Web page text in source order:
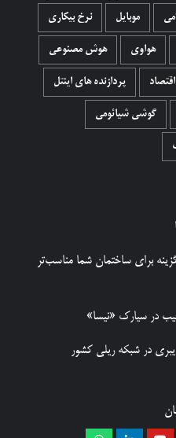
موبایل نرخ بیکاری
هواوی هوش مصنوعی
پردازنده های اینتل
گوشی شیائومی
برای ساختمان شما مناسب‌تر
در سیارک «نیسا»
در شبکه ریلی کشور